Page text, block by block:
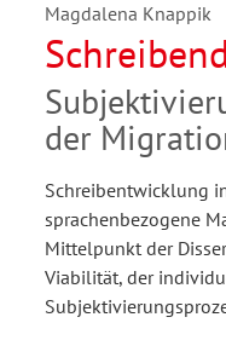
Magdalena Knappik
der
Schreibentwicklung
sprachenbezogene
Mittelpunkt der
Viabilität, der